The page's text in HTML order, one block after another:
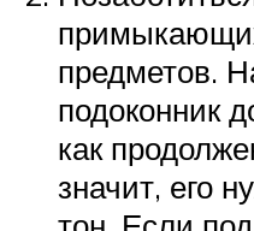
предметов.
подоконник
как
значит, его